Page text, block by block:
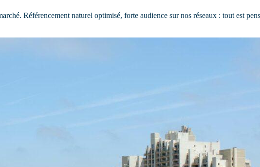
Référencement naturel optimisé, forte audience sur nos réseaux : tout est